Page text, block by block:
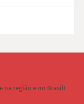
na região e no Brasil!